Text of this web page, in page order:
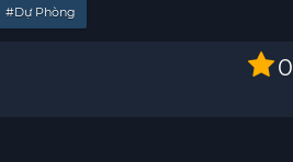
#Dự Phòng
0